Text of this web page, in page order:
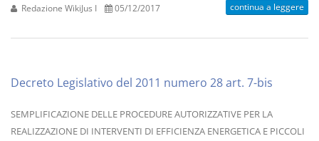
Redazione WikiJus I 05/12/2017 continua a leggere
Decreto Legislativo del 2011 numero 28 art. 7-bis
SEMPLIFICAZIONE DELLE PROCEDURE AUTORIZZATIVE PER LA
REALIZZAZIONE DI INTERVENTI DI EFFICIENZA ENERGETICA E PICCOLI